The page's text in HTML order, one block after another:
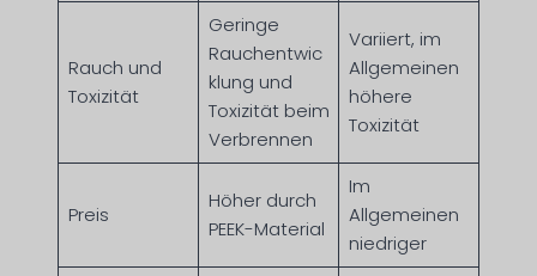
Rauch und
Toxizität
Geringe
Rauchentwic
klung und
Toxizität beim
Verbrennen
Variiert, im
Allgemeinen
höhere
Toxizität
Preis
Höher durch
PEEK-Material
Im
Allgemeinen
niedriger